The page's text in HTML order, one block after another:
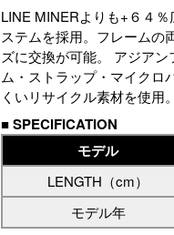
LINE MINERよりも+６４
ステムを採用。フレームの
ズに交換が可能。 アジア
ム・ストラップ・マイクロ
くいリサイクル素材を使用
■SPECIFICATION
モデル
LENGTH（cm）
モデル年